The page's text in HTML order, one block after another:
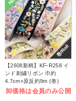
巻/Roll
【2608新柄】KF-R258 イ
ンド刺繍リボン 巾約
4.7cm×原反約9m (巻)
卸価格は会員のみ公開